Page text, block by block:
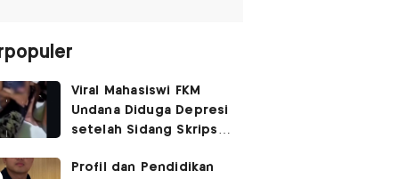
Viral Mahasiswi FKM
Undana Diduga Depresi
setelah Sidang Skripsi
Profil dan Pendidikan